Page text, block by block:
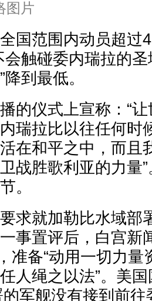
图片
国范围内动员超过
触碰委内瑞拉的圣
到最低。
的仪式上宣称：“
瑞拉比以往任何时
在和平之中，而且
战胜歌利亚的力量
。
求就加勒比水域部
事置评后，白宫新
准备“动用一切力量
人绳之以法”。美
军舰没有接到前往